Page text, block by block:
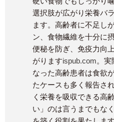
選択肢が広がり栄養バ
ます。高齢者に不足し
ン、食物繊維を十分に
便秘を防ぎ、免疫力向
がります​ispub.com。実
なった高齢患者は食欲
たケースも多く報告さ
く栄養を吸収できる高
い」のは言うまでもな